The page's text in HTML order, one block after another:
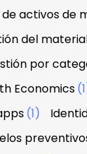
activos de
del
por
Economics
(1)